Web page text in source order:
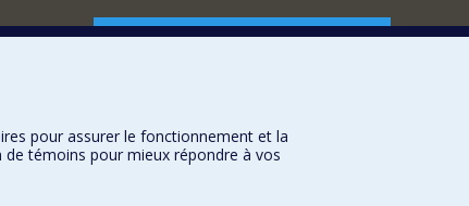
FACULTÉ DES ARTS ET DES SCIENCES
Nos programmes et cours
pour assurer le fonctionnement et la
témoins pour mieux répondre à vos